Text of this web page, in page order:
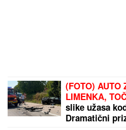
(FOTO) AUTO
LIMENKA,
slike užasa
Dramatični